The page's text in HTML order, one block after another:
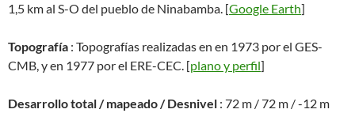
1,5 km al S-O del pueblo de Ninabamba. [Google Earth]
Topografía : Topografías realizadas en en 1973 por el GES-
CMB, y en 1977 por el ERE-CEC. [plano y perfil]
Desarrollo total / mapeado / Desnivel : 72 m / 72 m / -12 m